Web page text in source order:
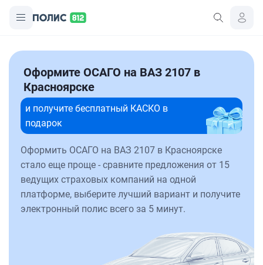
Оформите ОСАГО на ВАЗ 2107 в
Красноярске
и получите бесплатный КАСКО в
подарок
Оформить ОСАГО на ВАЗ 2107 в Красноярске
стало еще проще - сравните предложения от 15
ведущих страховых компаний на одной
платформе, выберите лучший вариант и получите
электронный полис всего за 5 минут.